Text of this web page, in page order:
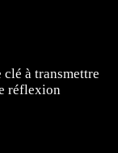
à transmettre
réflexion